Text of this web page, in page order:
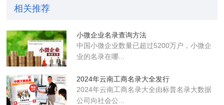
相关推荐
小微企业名录查询方法
中国小微企业数量已超过5200万户，小微企
业的名录在哪...
2024年云南工商名录大全发行
2024年云南工商名录大全由标普名录大数据
公司向社会公...